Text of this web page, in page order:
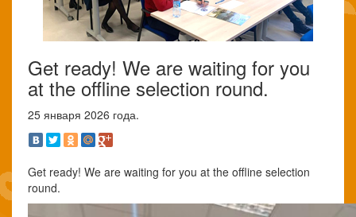
Get ready! We are waiting for you
at the offline selection round.
25 января 2026 года.
Get ready! We are waiting for you at the offline selection
round.